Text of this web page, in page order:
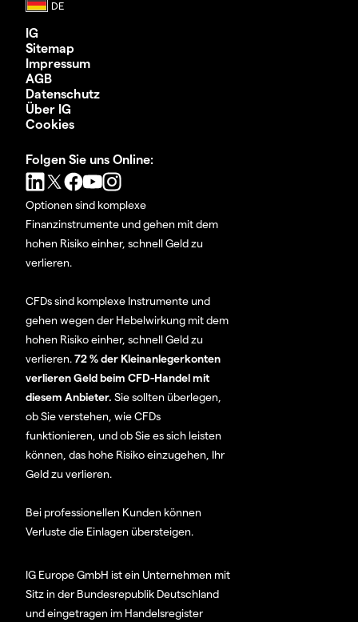
IG
Sitemap
Impressum
AGB
Datenschutz
Über IG
Cookies
Folgen Sie uns Online:
Optionen sind komplexe
Finanzinstrumente und gehen mit dem
hohen Risiko einher, schnell Geld zu
verlieren.
CFDs sind komplexe Instrumente und
gehen wegen der Hebelwirkung mit dem
hohen Risiko einher, schnell Geld zu
verlieren.72 % der Kleinanlegerkonten
verlieren Geld beim CFD-Handel mit
diesem Anbieter. Sie sollten überlegen,
ob Sie verstehen, wie CFDs
funktionieren, und ob Sie es sich leisten
können, das hohe Risiko einzugehen, Ihr
Geld zu verlieren.
Bei professionellen Kunden können
Verluste die Einlagen übersteigen.
IG Europe GmbH ist ein Unternehmen mit
Sitz in der Bundesrepublik Deutschland
und eingetragen im Handelsregister